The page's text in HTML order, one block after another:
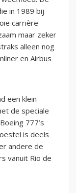
in 1989 bij
carrière
maar zeker
alleen nog
en Airbus
een klein
de speciale
777’s
is deels
andere de
vanuit Rio de